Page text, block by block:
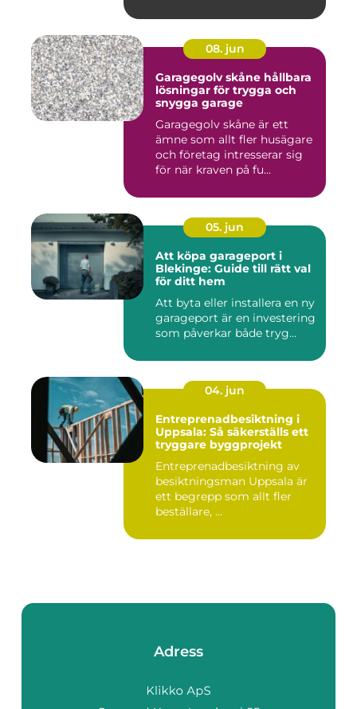
08. jun
Garagegolv skåne hållbara
lösningar för trygga och
snygga garage
Garagegolv skåne är ett
ämne som allt fler husägare
och företag intresserar sig
för när kraven på fu...
05. jun
Att köpa garageport i
Blekinge: Guide till rätt val
för ditt hem
Att byta eller installera en ny
garageport är en investering
som påverkar både tryg...
04. jun
Entreprenadbesiktning i
Uppsala: Så säkerställs ett
tryggare byggprojekt
Entreprenadbesiktning av
besiktningsman Uppsala är
ett begrepp som allt fler
beställare, ...
Adress